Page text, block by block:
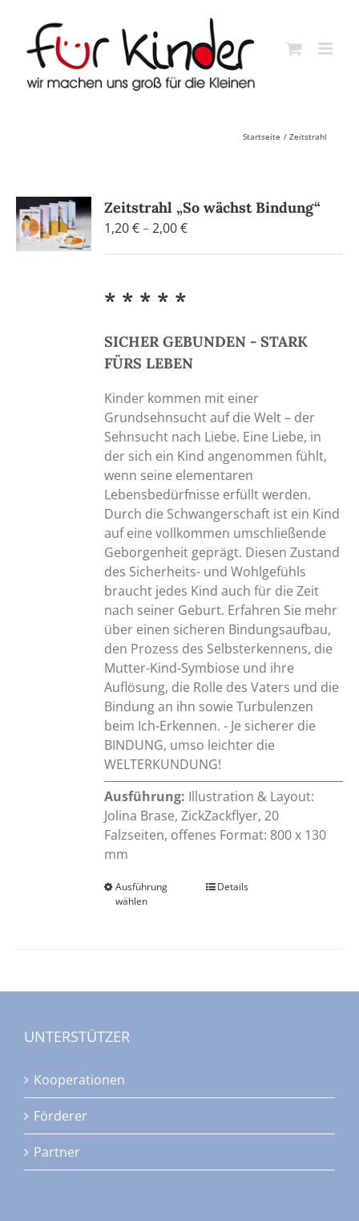
content
Startseite Zeitstrahl
Zeitstrahl „So wächst Bindung“
1,20€–2,00€Preisspanne:
* * * * *
SICHER GEBUNDEN - STARK
FÜRS LEBEN
Kinder kommen mit einer
Grundsehnsucht auf die Welt – der
Sehnsucht nach Liebe. Eine Liebe, in
der sich ein Kind angenommen fühlt,
wenn seine elementaren
Lebensbedürfnisse erfüllt werden.
Durch die Schwangerschaft ist ein Kind
auf eine vollkommen umschließende
Geborgenheit geprägt. Diesen Zustand
des Sicherheits- und Wohlgefühls
braucht jedes Kind auch für die Zeit
nach seiner Geburt. Erfahren Sie mehr
über einen sicheren Bindungsaufbau,
den Prozess des Selbsterkennens, die
Mutter-Kind-Symbiose und ihre
Auflösung, die Rolle des Vaters und die
Bindung an ihn sowie Turbulenzen
beim Ich-Erkennen. - Je sicherer die
BINDUNG, umso leichter die
WELTERKUNDUNG!
Ausführung: Illustration & Layout:
Jolina Brase, ZickZackflyer, 20
Falzseiten, offenes Format: 800 x 130
mm
Ausführung
wählen
Dieses
Produktseite
werden
Details
UNTERSTÜTZER
Kooperationen
Förderer
Partner